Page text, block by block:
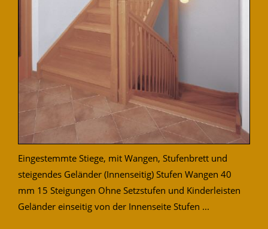
Eingestemmte Stiege, mit Wangen, Stufenbrett und
steigendes Geländer (Innenseitig) Stufen Wangen 40
mm 15 Steigungen Ohne Setzstufen und Kinderleisten
Geländer einseitig von der Innenseite Stufen ...